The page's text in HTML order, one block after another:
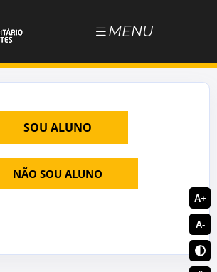
MENU
SOU ALUNO
NÃO SOU ALUNO
A+
A-